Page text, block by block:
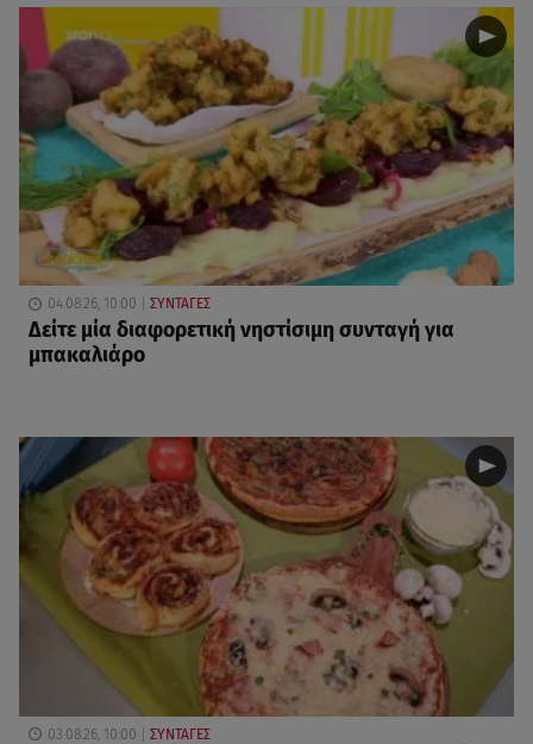
04.08.26, 10:00 ΣΥΝΤΑΓΕΣ
Δείτε μία διαφορετική νηστίσιμη συνταγή για
μπακαλιάρο
03.08.26, 10:00 ΣΥΝΤΑΓΕΣ